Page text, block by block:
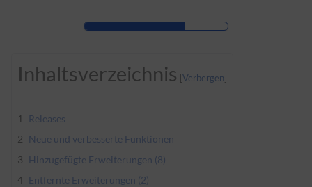
Zur Hauptnavigation
Inhaltsverzeichnis
1
Releases
2 Neue und verbesserte Funktionen
3 Hinzugefügte Erweiterungen (8)
4 Entfernte Erweiterungen (2)